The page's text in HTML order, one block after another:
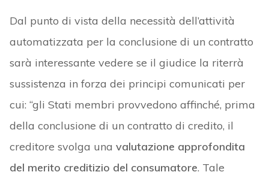
Dal punto di vista della necessità dell’attività
automatizzata per la conclusione di un contratto
sarà interessante vedere se il giudice la riterrà
sussistenza in forza dei principi comunicati per
cui: “gli Stati membri provvedono affinché, prima
della conclusione di un contratto di credito, il
creditore svolga una valutazione approfondita
del merito creditizio del consumatore. Tale